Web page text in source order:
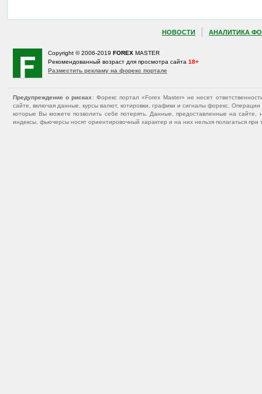
НОВОСТИ АНАЛИТИКА
Copyright © 2006-2019 FOREX MASTER
Рекомендованный возраст для просмотра сайта 18+
Разместить рекламу на форекс портале
Предупреждение о рисках : Форекс портал «Forex Master» не несет
сайте, включая данные, курсы валют, котировки, графики и сигналы форекс.
которые Вы можете позволить себе потерять. Данные, предоставленные на
индексы, фьючерсы носят ориентировочный характер и на них нельзя полагаться при